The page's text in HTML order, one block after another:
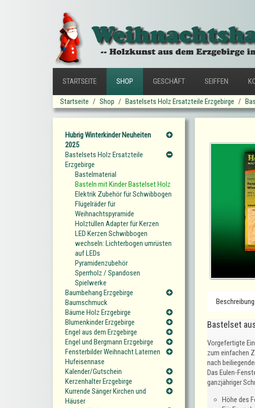
STARTSEITE SHOP GESCHÄFT SEIFFEN
Startseite Shop Bastelsets Holz Ersatzteile Erzgebirge
Beschreibung
Bastelset
Vorgefertigte
zum einfachen
nach
Das Eulen-
ganzjähriger
Höhe des
Hubrig Winterkinder Neuheiten
2025
Bastelsets Holz Ersatzteile
Erzgebirge
Bastelmaterial
Basteln mit Kinder Bastelset Holz
Elektrik Zubehör für Schwibbogen
Flügelräder für
Weihnachtspyramide
Holztüllen Adapter für Kerzen
LED Kerzen Schwibbogen
wechseln: Lichterbogen umrüsten
auf LEDs
Pyramidenzubehör
Sperrholz / Spandosen
Spielwerke
Baumbehang Erzgebirge
Baumschmuck
Bäume Holz Erzgebirge
Blumenkinder Erzgebirge
Engel aus dem Erzgebirge
Engel und Bergmann Erzgebirge
Fensterbilder Weihnacht Laternen
Hufeisennase
Kalender/Gutschein
Kerzenhalter Erzgebirge
Kurrende Sänger Kirchen und
Häuser